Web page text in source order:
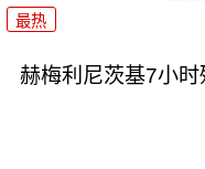
最热
赫梅利尼茨基7小